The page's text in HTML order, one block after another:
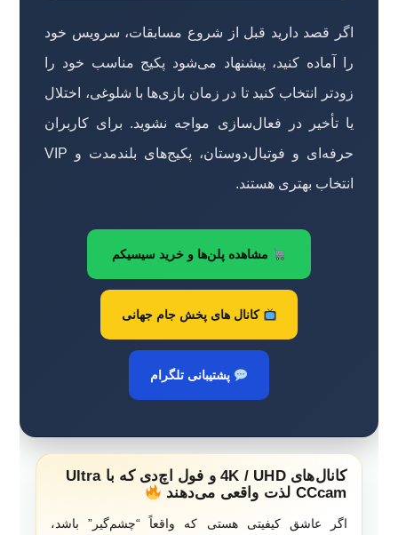
اگر قصد دارید قبل از شروع مسابقات، سرویس خود
را آماده کنید، پیشنهاد می‌شود پکیج مناسب خود را
زودتر انتخاب کنید تا در زمان بازی‌ها با شلوغی، اختلال
یا تأخیر در فعال‌سازی مواجه نشوید. برای کاربران
حرفه‌ای و فوتبال‌دوستان، پکیج‌های بلندمدت و VIP
انتخاب بهتری هستند.
مشاهده پلن‌ها و خرید سیسیکم
کانال های پخش جام جهانی
پشتیبانی تلگرام
کانال‌های 4K / UHD و فول اچ‌دی که با Ultra
CCcam لذت واقعی می‌دهند
اگر عاشق کیفیتی هستی که واقعاً “چشم‌گیر” باشد،